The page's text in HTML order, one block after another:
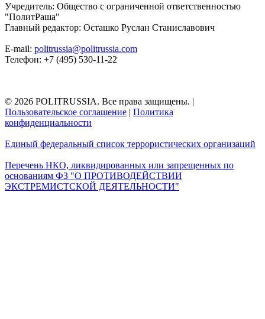
Учредитель: Общество с ограниченной ответственностью
"ПолитРаша"
Главный редактор: Осташко Руслан Станиславович
E-mail: politrussia@politrussia.com
Телефон: +7 (495) 530-11-22
© 2026 POLITRUSSIA. Все права защищены. |
Пользовательское соглашение | Политика
конфиденциальности
Единый федеральный список террористических организаций
Перечень НКО, ликвидированных или запрещенных по
основаниям ФЗ "О ПРОТИВОДЕЙСТВИИ
ЭКСТРЕМИСТСКОЙ ДЕЯТЕЛЬНОСТИ"